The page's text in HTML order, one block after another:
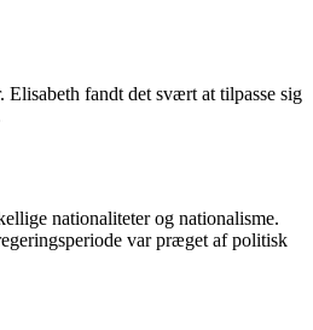
Elisabeth fandt det svært at tilpasse sig
nationaliteter og nationalisme.
var præget af politisk